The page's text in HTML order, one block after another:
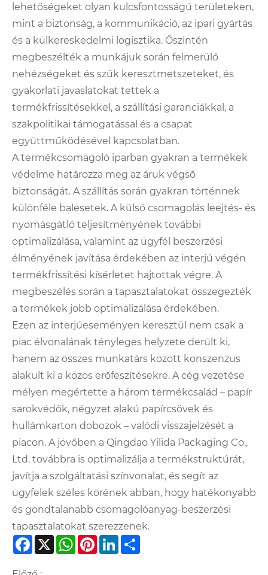
lehetőségeket olyan kulcsfontosságú területeken,
mint a biztonság, a kommunikáció, az ipari gyártás
és a külkereskedelmi logisztika. Őszintén
megbeszélték a munkájuk során felmerülő
nehézségeket és szűk keresztmetszeteket, és
gyakorlati javaslatokat tettek a
termékfrissítésekkel, a szállítási garanciákkal, a
szakpolitikai támogatással és a csapat
együttműködésével kapcsolatban.
A termékcsomagoló iparban gyakran a termékek
védelme határozza meg az áruk végső
biztonságát. A szállítás során gyakran történnek
különféle balesetek. A külső csomagolás leejtés- és
nyomásgátló teljesítményének további
optimalizálása, valamint az ügyfél beszerzési
élményének javítása érdekében az interjú végén
termékfrissítési kísérletet hajtottak végre. A
megbeszélés során a tapasztalatokat összegezték
a termékek jobb optimalizálása érdekében.
Ezen az interjúeseményen keresztül nem csak a
piac élvonalának tényleges helyzete derült ki,
hanem az összes munkatárs között konszenzus
alakult ki a közös erőfeszítésekre. A cég vezetése
mélyen megértette a három termékcsalád – papír
sarokvédők, négyzet alakú papírcsövek és
hullámkarton dobozok – valódi visszajelzését a
piacon. A jövőben a Qingdao Yilida Packaging Co.,
Ltd. továbbra is optimalizálja a termékstruktúrát,
javítja a szolgáltatási színvonalat, és segít az
ügyfelek széles körének abban, hogy hatékonyabb
és gondtalanabb csomagolóanyag-beszerzési
tapasztalatokat szerezzenek.
Facebook
X WhatsApp
Pinterest
LinkedIn